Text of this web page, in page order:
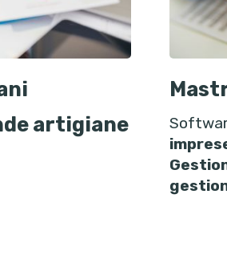
artigiane